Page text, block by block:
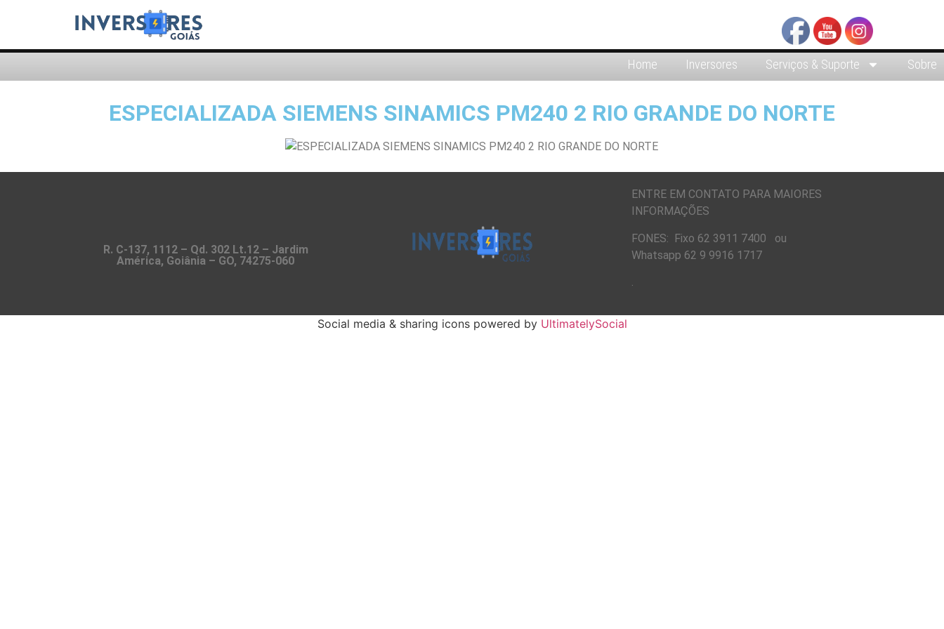
Home Inversores Serviços & Suporte Sobre
ESPECIALIZADA SIEMENS SINAMICS PM240 2 RIO GRANDE DO NORTE
R. C-137, 1112 – Qd. 302 Lt.12 – Jardim
América, Goiânia – GO, 74275-060
ENTRE EM CONTATO PARA MAIORES
INFORMAÇÕES
FONES: Fixo 62 3911 7400 ou
Whatsapp 62 9 9916 1717
.
Social media & sharing icons powered by UltimatelySocial